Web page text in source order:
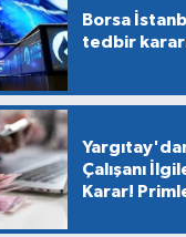
Borsa
tedbir
Çalışanı
Karar!